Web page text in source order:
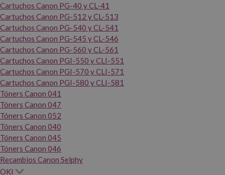
Cartuchos Canon PG-40 y CL-41
Cartuchos Canon PG-512 y CL-513
Cartuchos Canon PG-540 y CL-541
Cartuchos Canon PG-545 y CL-546
Cartuchos Canon PG-560 y CL-561
Cartuchos Canon PGI-550 y CLI-551
Cartuchos Canon PGI-570 y CLI-571
Cartuchos Canon PGI-580 y CLI-581
Tóners Canon 041
Tóners Canon 047
Tóners Canon 052
Tóners Canon 040
Tóners Canon 045
Tóners Canon 046
Recambios Canon Selphy
OKI